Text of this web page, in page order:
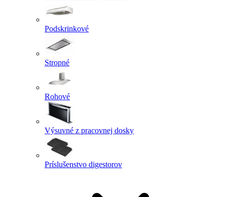
Podskrinkové
Stropné
Rohové
Výsuvné z pracovnej dosky
Príslušenstvo digestorov